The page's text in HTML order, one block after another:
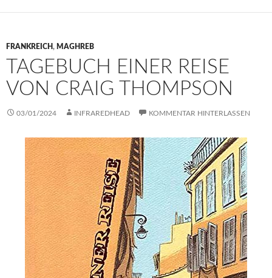
FRANKREICH, MAGHREB
TAGEBUCH EINER REISE
VON CRAIG THOMPSON
03/01/2024 INFRAREDHEAD KOMMENTAR HINTERLASSEN